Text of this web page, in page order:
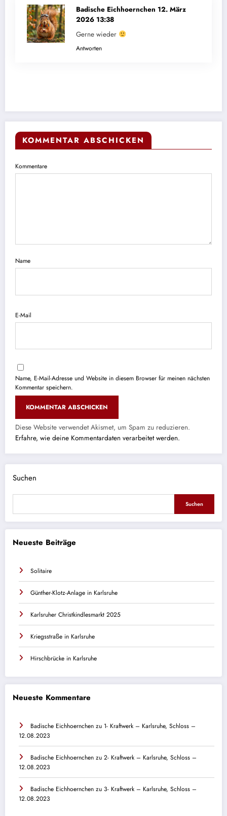
Badische Eichhoernchen 12. März
2026 13:38
Gerne wieder
Antworten
KOMMENTAR ABSCHICKEN
Kommentare
Name
E-Mail
Name, E-Mail-Adresse und Website in diesem Browser für meinen nächsten
Kommentar speichern.
Diese Website verwendet Akismet, um Spam zu reduzieren.
Erfahre, wie deine Kommentardaten verarbeitet werden.
Suchen
Suchen
Neueste Beiträge
Solitaire
Günther-Klotz-Anlage in Karlsruhe
Karlsruher Christkindlesmarkt 2025
Kriegsstraße in Karlsruhe
Hirschbrücke in Karlsruhe
Neueste Kommentare
Badische Eichhoernchen zu 1- Kraftwerk – Karlsruhe, Schloss –
12.08.2023
Badische Eichhoernchen zu 2- Kraftwerk – Karlsruhe, Schloss –
12.08.2023
Badische Eichhoernchen zu 3- Kraftwerk – Karlsruhe, Schloss –
12.08.2023